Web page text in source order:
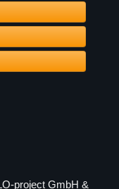
project GmbH &